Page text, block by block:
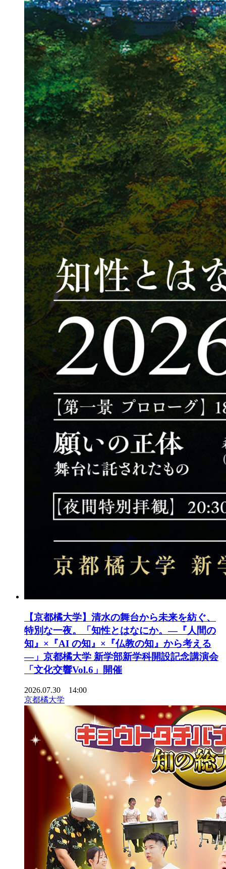
【京都橘大学】清水の舞台から未来を紡ぐ、
特別な一夜。「知性とはなにか。―『人間の
知』×『AI の知』×『仏教の知』から考える
―」京都橘大学 新学部新学科開設記念講演会
「文化交響Vol.6」開催
2026.07.30 14:00
京都橘大学